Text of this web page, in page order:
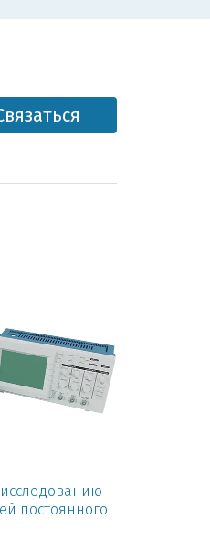
постоянного